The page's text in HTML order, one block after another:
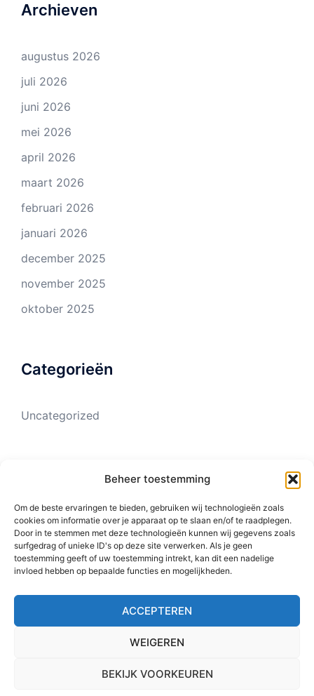
Beheer toestemming
Om de beste ervaringen te bieden, gebruiken wij technologieën zoals
cookies om informatie over je apparaat op te slaan en/of te raadplegen.
Door in te stemmen met deze technologieën kunnen wij gegevens zoals
surfgedrag of unieke ID's op deze site verwerken. Als je geen
toestemming geeft of uw toestemming intrekt, kan dit een nadelige
invloed hebben op bepaalde functies en mogelijkheden.
ACCEPTEREN
WEIGEREN
BEKIJK VOORKEUREN
Archieven
augustus 2026
juli 2026
juni 2026
mei 2026
april 2026
maart 2026
februari 2026
januari 2026
december 2025
november 2025
oktober 2025
Categorieën
Uncategorized
Login
Vermeldingen feed
Reacties feed
WordPress.org